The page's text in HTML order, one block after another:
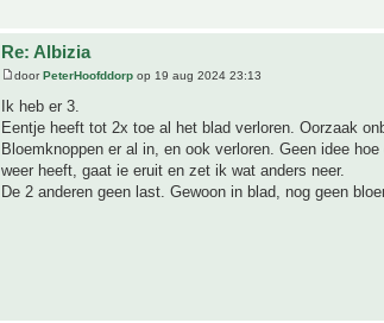
Re: Albizia
doorPeterHoofddorp op 19 aug 2024 23:13
Ik heb er 3.
Eentje heeft tot 2x toe al het blad verloren. Oorzaak
Bloemknoppen er al in, en ook verloren. Geen idee
weer heeft, gaat ie eruit en zet ik wat anders neer.
De 2 anderen geen last. Gewoon in blad, nog geen